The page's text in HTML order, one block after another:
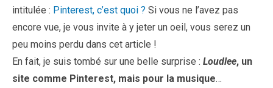
intitulée : Pinterest, c’est quoi ? Si vous ne l’avez pas
encore vue, je vous invite à y jeter un oeil, vous serez un
peu moins perdu dans cet article !
En fait, je suis tombé sur une belle surprise : Loudlee, un
site comme Pinterest, mais pour la musique…